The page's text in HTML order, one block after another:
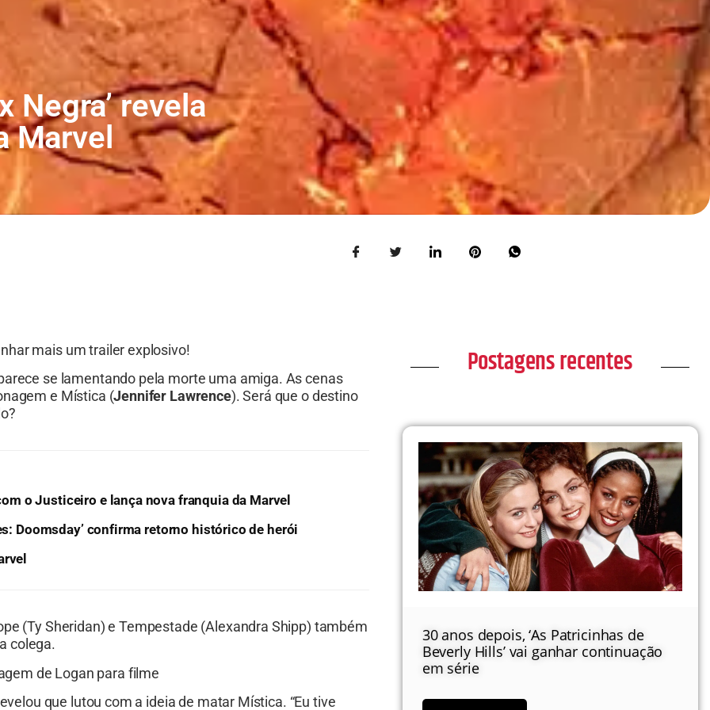
Negra’ revela
Marvel
mais um trailer explosivo!
se lamentando pela morte uma amiga. As cenas
e Mística (Jennifer Lawrence). Será que o destino
o Justiceiro e lança nova franquia da Marvel
Doomsday’ confirma retorno histórico de herói
(Ty Sheridan) e Tempestade (Alexandra Shipp) também
colega.
de Logan para filme
que lutou com a ideia de matar Mística. “Eu tive
Postagens recentes
30 anos depois, ‘As Patricinhas de
Beverly Hills’ vai ganhar continuação
em série